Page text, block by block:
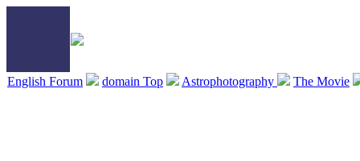
English Forum domain Top Astrophotography The Movie